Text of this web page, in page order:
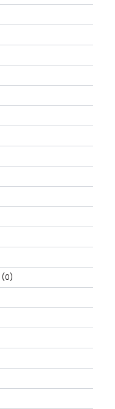
(0)